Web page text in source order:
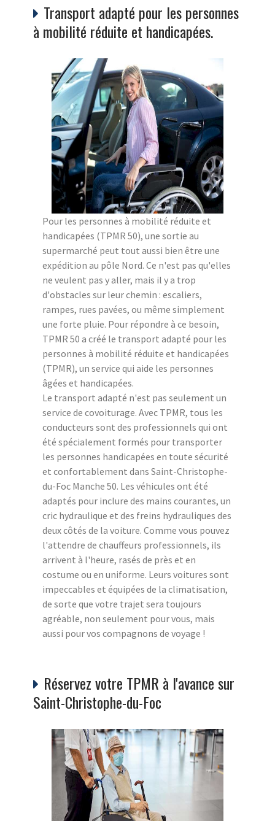
Transport adapté pour les personnes
à mobilité réduite et handicapées.
Pour les personnes à mobilité réduite et
handicapées (TPMR 50), une sortie au
supermarché peut tout aussi bien être une
expédition au pôle Nord. Ce n'est pas qu'elles
ne veulent pas y aller, mais il y a trop
d'obstacles sur leur chemin : escaliers,
rampes, rues pavées, ou même simplement
une forte pluie. Pour répondre à ce besoin,
TPMR 50 a créé le transport adapté pour les
personnes à mobilité réduite et handicapées
(TPMR), un service qui aide les personnes
âgées et handicapées.
Le transport adapté n'est pas seulement un
service de covoiturage. Avec TPMR, tous les
conducteurs sont des professionnels qui ont
été spécialement formés pour transporter
les personnes handicapées en toute sécurité
et confortablement dans Saint-Christophe-
du-Foc Manche 50. Les véhicules ont été
adaptés pour inclure des mains courantes, un
cric hydraulique et des freins hydrauliques des
deux côtés de la voiture. Comme vous pouvez
l'attendre de chauffeurs professionnels, ils
arrivent à l'heure, rasés de près et en
costume ou en uniforme. Leurs voitures sont
impeccables et équipées de la climatisation,
de sorte que votre trajet sera toujours
agréable, non seulement pour vous, mais
aussi pour vos compagnons de voyage !
Réservez votre TPMR à l'avance sur
Saint-Christophe-du-Foc